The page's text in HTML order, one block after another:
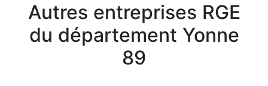
Autres entreprises RGE
du département Yonne
89